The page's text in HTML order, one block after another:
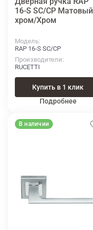
16-S SC/CP Матовый
хром/Хром
Модель
RAP 16-S SC/CP
Производители
RUCETTI
Купить в 1 клик
Подробнее
В наличии